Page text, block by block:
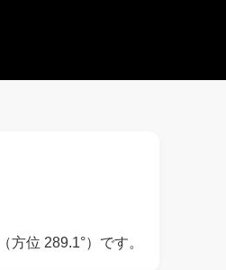
（方位 289.1°）です。